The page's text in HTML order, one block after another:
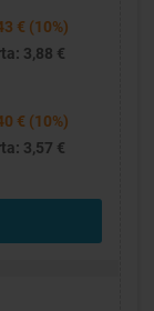
€ (10%)
3,88 €
€ (10%)
3,57 €